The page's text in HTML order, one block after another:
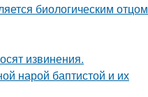
биологическим отцом
извинения.
нарой баптистой и их